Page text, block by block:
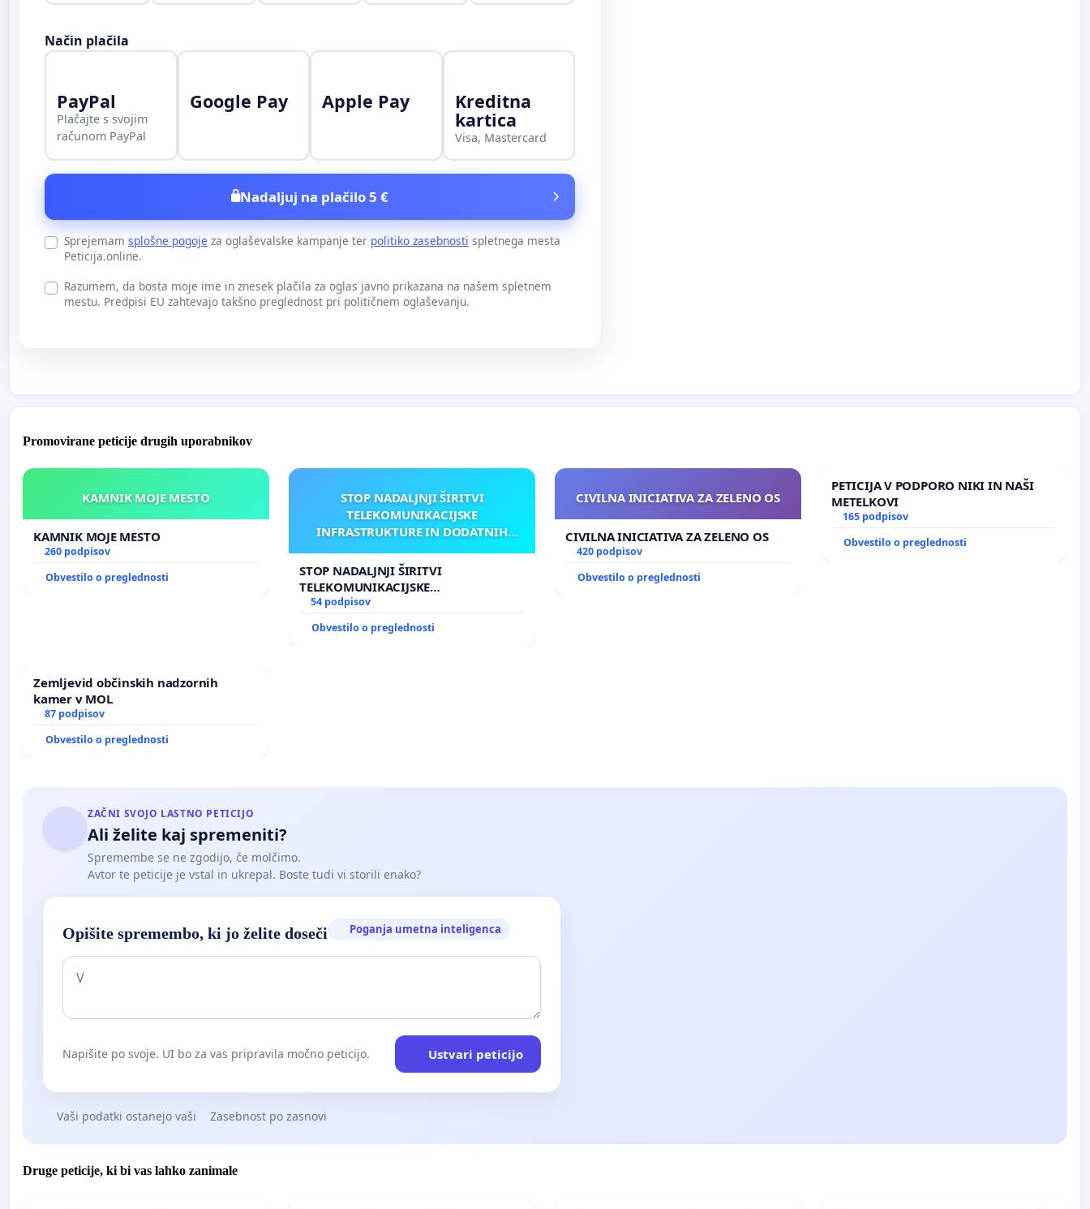
Način plačila
PayPal
Plačajte s svojim
računom PayPal
Google Pay Apple Pay Kreditna
kartica
Visa, Mastercard
Nadaljuj na plačilo 5 €
Sprejemam splošne pogoje za oglaševalske kampanje ter politiko zasebnosti spletnega mesta
Peticija.online.
Razumem, da bosta moje ime in znesek plačila za oglas javno prikazana na našem spletnem
mestu. Predpisi EU zahtevajo takšno preglednost pri političnem oglaševanju.
Promovirane peticije drugih uporabnikov
KAMNIK MOJE MESTO
KAMNIK MOJE MESTO
260 podpisov
Obvestilo o preglednosti
STOP NADALJNJI ŠIRITVI
TELEKOMUNIKACIJSKE
INFRASTRUKTURE IN DODATNIH
STOP NADALJNJI ŠIRITVI
TELEKOMUNIKACIJSKE
INFRASTRUKTURE IN DODATNIH
54 podpisov
Obvestilo o preglednosti
CIVILNA INICIATIVA ZA ZELENO OS
CIVILNA INICIATIVA ZA ZELENO OS
420 podpisov
Obvestilo o preglednosti
PETICIJA V PODPORO NIKI IN NAŠI
METELKOVI
165 podpisov
Obvestilo o preglednosti
Zemljevid občinskih nadzornih
kamer v MOL
87 podpisov
Obvestilo o preglednosti
ZAČNI SVOJO LASTNO PETICIJO
Ali želite kaj spremeniti?
Spremembe se ne zgodijo, če molčimo.
Avtor te peticije je vstal in ukrepal. Boste tudi vi storili enako?
Opišite spremembo, ki jo želite doseči Poganja umetna inteligenca
Napišite po svoje. UI bo za vas pripravila močno peticijo. Ustvari peticijo
Vaši podatki ostanejo vaši Zasebnost po zasnovi
Druge peticije, ki bi vas lahko zanimale